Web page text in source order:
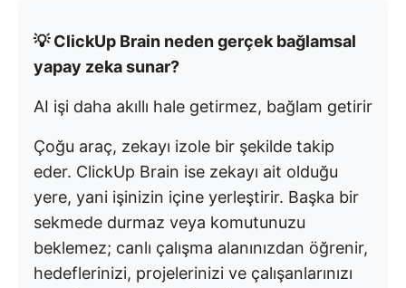
💡 ClickUp Brain neden gerçek bağlamsal
yapay zeka sunar?
AI işi daha akıllı hale getirmez, bağlam getirir
Çoğu araç, zekayı izole bir şekilde takip
eder. ClickUp Brain ise zekayı ait olduğu
yere, yani işinizin içine yerleştirir. Başka bir
sekmede durmaz veya komutunuzu
beklemez; canlı çalışma alanınızdan öğrenir,
hedeflerinizi, projelerinizi ve çalışanlarınızı